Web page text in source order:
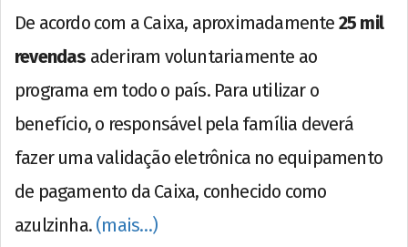
De acordo com a Caixa, aproximadamente 25 mil
revendas aderiram voluntariamente ao
programa em todo o país. Para utilizar o
benefício, o responsável pela família deverá
fazer uma validação eletrônica no equipamento
de pagamento da Caixa, conhecido como
azulzinha. (mais…)